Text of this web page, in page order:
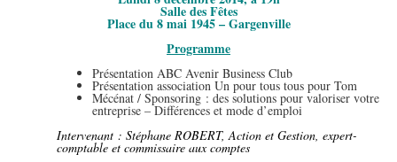
Salle des Fêtes
Place du 8 mai 1945 – Gargenville
Programme
Présentation ABC Avenir Business Club
Présentation association Un pour tous tous pour Tom
Mécénat / Sponsoring : des solutions pour valoriser votre
entreprise – Différences et mode d’emploi
Intervenant : Stéphane ROBERT, Action et Gestion, expert-
comptable et commissaire aux comptes